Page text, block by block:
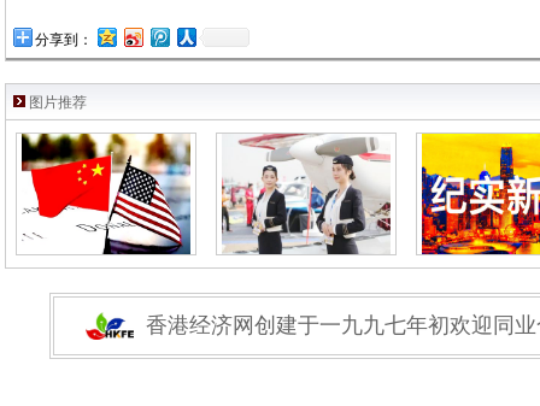
分享到：
图片推荐
香港经济网创建于一九九七年初欢迎同业